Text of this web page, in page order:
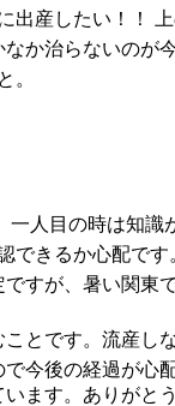
出産したい！！
か治らないのが
。
人目の時は知識
できるか心配です
すが、暑い関東
とです。流産
今後の経過が心
ます。ありがと